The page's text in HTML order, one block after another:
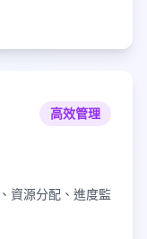
高效管理
資源分配、進度監